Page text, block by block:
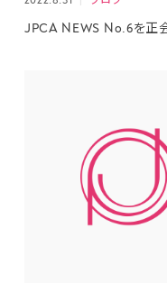
JPCA NEWS No.6を正